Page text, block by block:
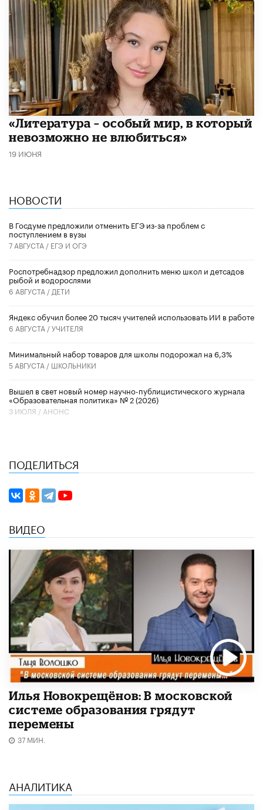
​«Литература – особый мир, в который
невозможно не влюбиться»
19 ИЮНЯ
НОВОСТИ
В Госдуме предложили отменить ЕГЭ из-за проблем с
поступлением в вузы
7 АВГУСТА / ЕГЭ И ОГЭ
Роспотребнадзор предложил дополнить меню школ и детсадов
рыбой и водорослями
6 АВГУСТА / ДЕТИ
​Яндекс обучил более 20 тысяч учителей использовать ИИ в работе
6 АВГУСТА /УЧИТЕЛЯ
Минимальный набор товаров для школы подорожал на 6,3%
5 АВГУСТА / ШКОЛЬНИКИ
Вышел в свет новый номер научно-публицистического журнала
«Образовательная политика» № 2 (2026)
3 ИЮЛЯ / АНОНС
ПОДЕЛИТЬСЯ
ВИДЕО
Илья Новокрещёнов: В московской
системе образования грядут
перемены
37 МИН.
АНАЛИТИКА